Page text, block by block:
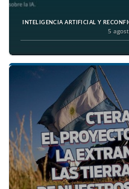
INTELIGENCIA ARTIFICIAL Y
5